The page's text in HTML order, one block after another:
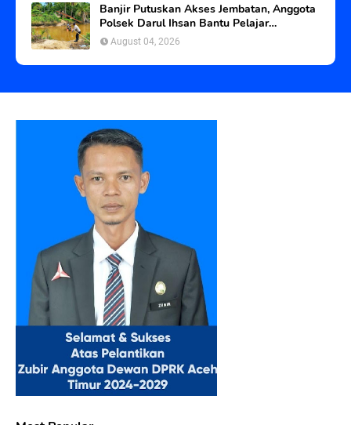
Banjir Putuskan Akses Jembatan, Anggota
Polsek Darul Ihsan Bantu Pelajar
Seberangi Sungai
August 04, 2026